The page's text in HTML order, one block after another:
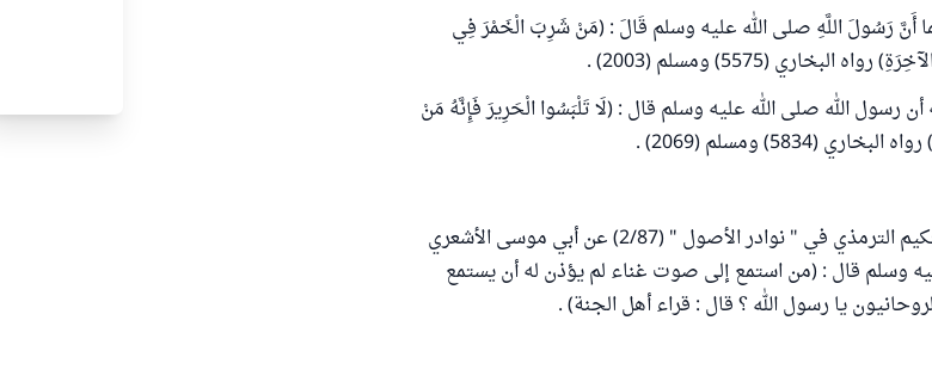
أَنَّ رَسُولَ اللَّهِ صلى الله عليه وسلم قَالَ : (مَنْ شَرِبَ الْخَمْرَ فِي
(5575) ومسلم (2003) .
الله صلى الله عليه وسلم قال : (لَا تَلْبَسُوا الْحَرِيرَ فَإِنَّهُ مَنْ
ومسلم (2069) .
أما إن كان السائل يقصد ما رواه الحكيم الترمذي في " نوادر الأصول " (2/87) عن أبي موسى الأشعري
وسلم قال : (من استمع إلى صوت غناء لم يؤذن له أن يستمع
يا رسول الله ؟ قال : قراء أهل الجنة) .